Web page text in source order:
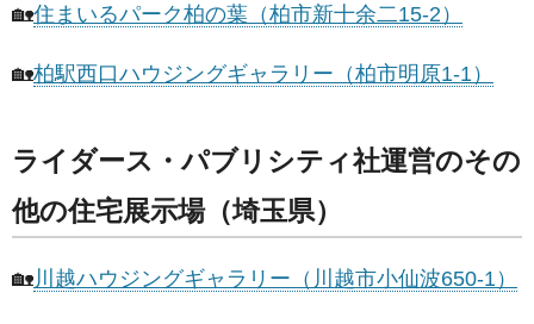
🏡住まいるパーク柏の葉（柏市新十余二15-2）
🏡柏駅西口ハウジングギャラリー（柏市明原1-1）
ライダース・パブリシティ社運営のその
他の住宅展示場（埼玉県）
🏡川越ハウジングギャラリー（川越市小仙波650-1）